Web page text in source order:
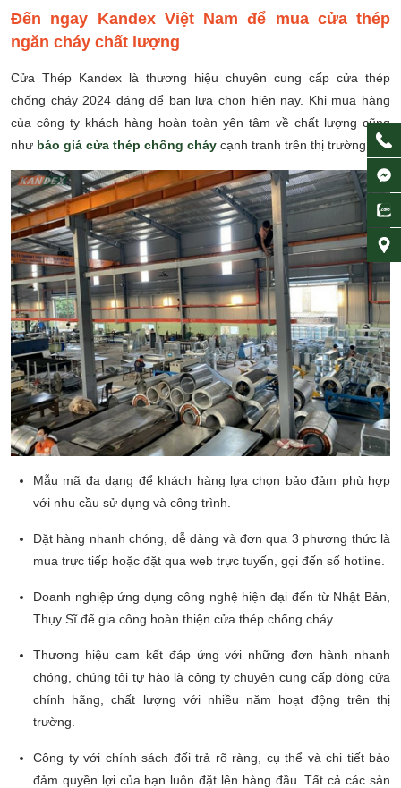
Đến ngay Kandex Việt Nam để mua cửa thép
ngăn cháy chất lượng
Cửa Thép Kandex là thương hiệu chuyên cung cấp cửa thép
chống cháy 2024 đáng để bạn lựa chọn hiện nay. Khi mua hàng
của công ty khách hàng hoàn toàn yên tâm về chất lượng cũng
như báo giá cửa thép chống cháy cạnh tranh trên thị trường.
Mẫu mã đa dạng để khách hàng lựa chọn bảo đảm phù hợp
với nhu cầu sử dụng và công trình.
Đặt hàng nhanh chóng, dễ dàng và đơn qua 3 phương thức là
mua trực tiếp hoặc đặt qua web trực tuyến, gọi đến số hotline.
Doanh nghiệp ứng dụng công nghệ hiện đại đến từ Nhật Bản,
Thụy Sĩ để gia công hoàn thiện cửa thép chống cháy.
Thương hiệu cam kết đáp ứng với những đơn hành nhanh
chóng, chúng tôi tự hào là công ty chuyên cung cấp dòng cửa
chính hãng, chất lượng với nhiều năm hoạt động trên thị
trường.
Công ty với chính sách đối trả rõ ràng, cụ thể và chi tiết bảo
đảm quyền lợi của bạn luôn đặt lên hàng đầu. Tất cả các sản